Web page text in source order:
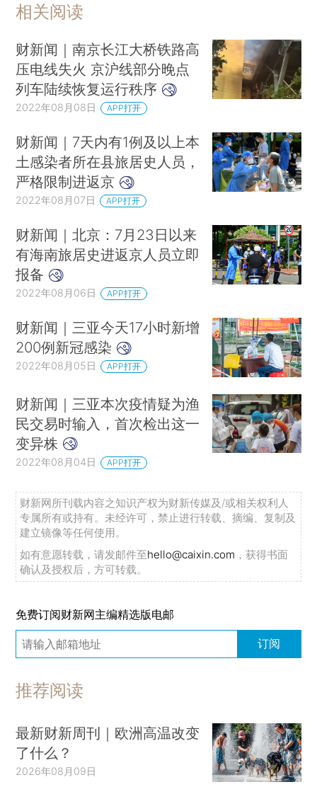
相关阅读
财新闻｜南京长江大桥铁路高
压电线失火 京沪线部分晚点
列车陆续恢复运行秩序
2022年08月08日 APP打开
财新闻｜7天内有1例及以上本
土感染者所在县旅居史人员，
严格限制进返京
2022年08月07日 APP打开
财新闻｜北京：7月23日以来
有海南旅居史进返京人员立即
报备
2022年08月06日 APP打开
财新闻｜三亚今天17小时新增
200例新冠感染
2022年08月05日 APP打开
财新闻｜三亚本次疫情疑为渔
民交易时输入，首次检出这一
变异株
2022年08月04日 APP打开
财新网所刊载内容之知识产权为财新传媒及/或相关权利人
专属所有或持有。未经许可，禁止进行转载、摘编、复制及
建立镜像等任何使用。
如有意愿转载，请发邮件至hello@caixin.com ，获得书面
确认及授权后，方可转载。
免费订阅财新网主编精选版电邮
订阅
推荐阅读
最新财新周刊｜欧洲高温改变
了什么？
2026年08月09日